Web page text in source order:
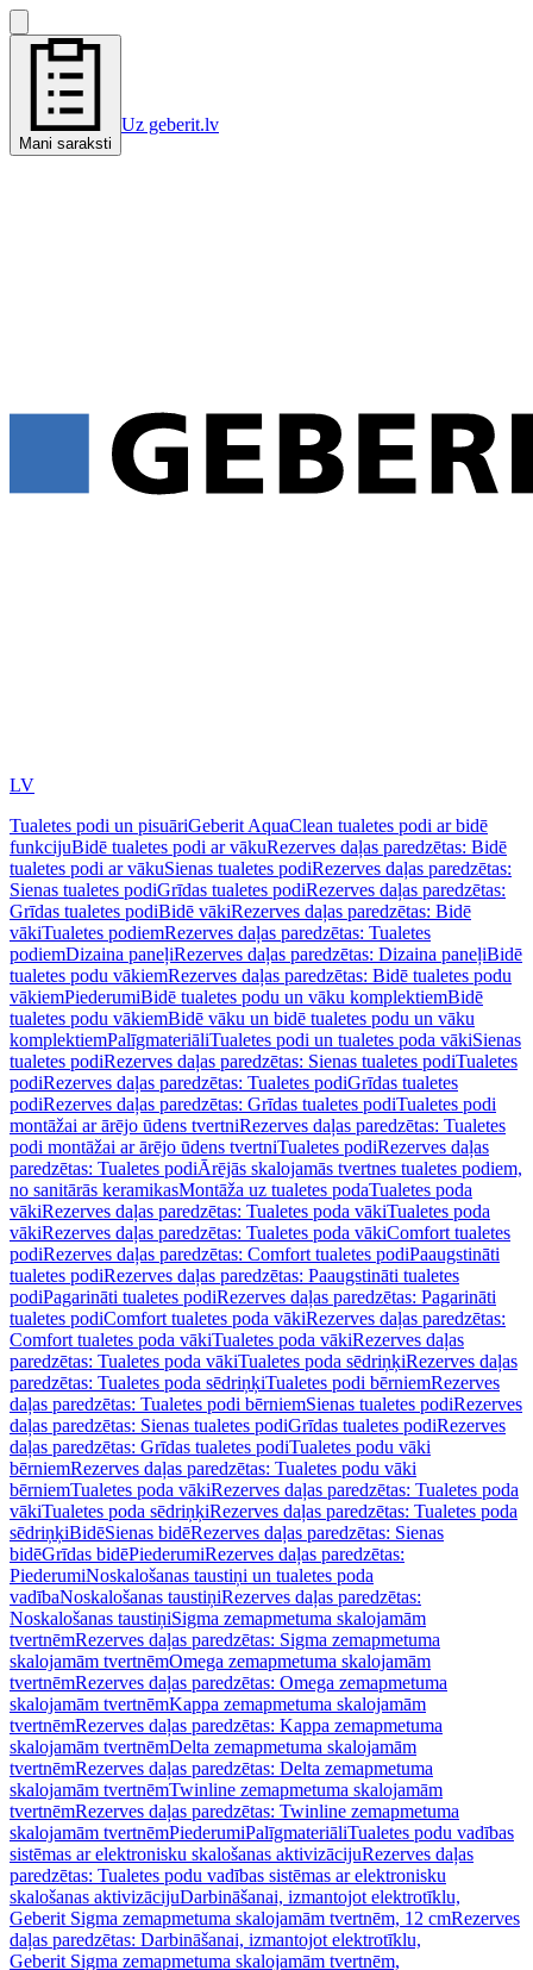
Mani saraksti
Uz geberit.lv
LV
Tualetes podi un pisuāriGeberit AquaClean tualetes podi ar bidē
funkcijuBidē tualetes podi ar vākuRezerves daļas paredzētas: Bidē
tualetes podi ar vākuSienas tualetes podiRezerves daļas paredzētas:
Sienas tualetes podiGrīdas tualetes podiRezerves daļas paredzētas:
Grīdas tualetes podiBidē vākiRezerves daļas paredzētas: Bidē
vākiTualetes podiemRezerves daļas paredzētas: Tualetes
podiemDizaina paneļiRezerves daļas paredzētas: Dizaina paneļiBidē
tualetes podu vākiemRezerves daļas paredzētas: Bidē tualetes podu
vākiemPiederumiBidē tualetes podu un vāku komplektiemBidē
tualetes podu vākiemBidē vāku un bidē tualetes podu un vāku
komplektiemPalīgmateriāliTualetes podi un tualetes poda vākiSienas
tualetes podiRezerves daļas paredzētas: Sienas tualetes podiTualetes
podiRezerves daļas paredzētas: Tualetes podiGrīdas tualetes
podiRezerves daļas paredzētas: Grīdas tualetes podiTualetes podi
montāžai ar ārējo ūdens tvertniRezerves daļas paredzētas: Tualetes
podi montāžai ar ārējo ūdens tvertniTualetes podiRezerves daļas
paredzētas: Tualetes podiĀrējās skalojamās tvertnes tualetes podiem,
no sanitārās keramikasMontāža uz tualetes podaTualetes poda
vākiRezerves daļas paredzētas: Tualetes poda vākiTualetes poda
vākiRezerves daļas paredzētas: Tualetes poda vākiComfort tualetes
podiRezerves daļas paredzētas: Comfort tualetes podiPaaugstināti
tualetes podiRezerves daļas paredzētas: Paaugstināti tualetes
podiPagarināti tualetes podiRezerves daļas paredzētas: Pagarināti
tualetes podiComfort tualetes poda vākiRezerves daļas paredzētas:
Comfort tualetes poda vākiTualetes poda vākiRezerves daļas
paredzētas: Tualetes poda vākiTualetes poda sēdriņķiRezerves daļas
paredzētas: Tualetes poda sēdriņķiTualetes podi bērniemRezerves
daļas paredzētas: Tualetes podi bērniemSienas tualetes podiRezerves
daļas paredzētas: Sienas tualetes podiGrīdas tualetes podiRezerves
daļas paredzētas: Grīdas tualetes podiTualetes podu vāki
bērniemRezerves daļas paredzētas: Tualetes podu vāki
bērniemTualetes poda vākiRezerves daļas paredzētas: Tualetes poda
vākiTualetes poda sēdriņķiRezerves daļas paredzētas: Tualetes poda
sēdriņķiBidēSienas bidēRezerves daļas paredzētas: Sienas
bidēGrīdas bidēPiederumiRezerves daļas paredzētas:
PiederumiNoskalošanas taustiņi un tualetes poda
vadībaNoskalošanas taustiņiRezerves daļas paredzētas:
Noskalošanas taustiņiSigma zemapmetuma skalojamām
tvertnēmRezerves daļas paredzētas: Sigma zemapmetuma
skalojamām tvertnēmOmega zemapmetuma skalojamām
tvertnēmRezerves daļas paredzētas: Omega zemapmetuma
skalojamām tvertnēmKappa zemapmetuma skalojamām
tvertnēmRezerves daļas paredzētas: Kappa zemapmetuma
skalojamām tvertnēmDelta zemapmetuma skalojamām
tvertnēmRezerves daļas paredzētas: Delta zemapmetuma
skalojamām tvertnēmTwinline zemapmetuma skalojamām
tvertnēmRezerves daļas paredzētas: Twinline zemapmetuma
skalojamām tvertnēmPiederumiPalīgmateriāliTualetes podu vadības
sistēmas ar elektronisku skalošanas aktivizācijuRezerves daļas
paredzētas: Tualetes podu vadības sistēmas ar elektronisku
skalošanas aktivizācijuDarbināšanai, izmantojot elektrotīklu,
Geberit Sigma zemapmetuma skalojamām tvertnēm, 12 cmRezerves
daļas paredzētas: Darbināšanai, izmantojot elektrotīklu,
Geberit Sigma zemapmetuma skalojamām tvertnēm,